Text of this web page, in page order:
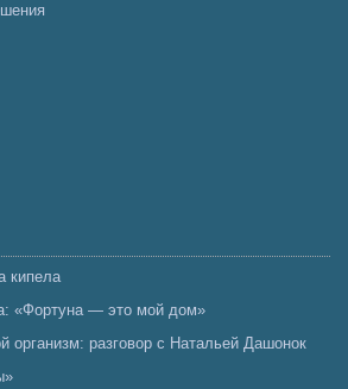
кипела
«Фортуна — это мой дом»
организм: разговор с Натальей Дашонок